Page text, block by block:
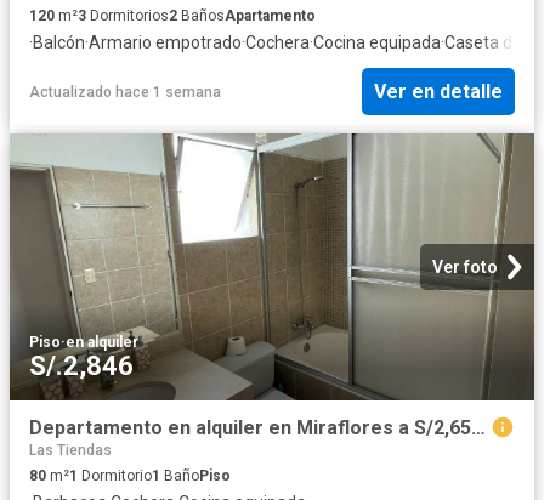
120 m²3 Dormitorios2 BañosApartamento
·Balcón·Armario empotrado·Cochera·Cocina equipada·Caseta de
Actualizado hace 1 semana Ver en detalle
Ver foto
Piso·en alquiler
S/.2,846
Departamento en alquiler en Miraflores a S/2,650 al mes
Las Tiendas
80 m²1 Dormitorio1 BañoPiso